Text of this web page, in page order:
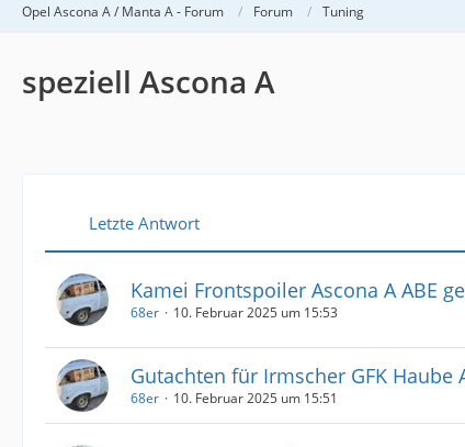
Opel Ascona A / Manta A - Forum Forum Tuning
speziell Ascona A
Letzte Antwort
Kamei Frontspoiler Ascona A ABE
68er 10. Februar 2025 um 15:53
Gutachten für Irmscher GFK Haube
68er 10. Februar 2025 um 15:51